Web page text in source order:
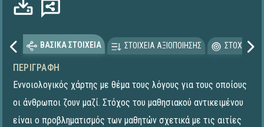
ΒΑΣΙΚΑ ΣΤΟΙΧΕΙΑ ΣΤΟΙΧΕΙΑ ΑΞΙΟΠΟΙΗΣΗΣ
ΠΕΡΙΓΡΑΦΉ
Εννοιολογικός χάρτης με θέμα τους λόγους για τους οποίους
οι άνθρωποι ζουν μαζί. Στόχος του μαθησιακού αντικειμένου
είναι ο προβληματισμός των μαθητών σχετικά με τις αιτίες